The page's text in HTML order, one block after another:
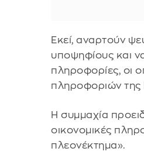
Εκεί, αναρτούν
υποψηφίους και
πληροφορίες, οι
πληροφοριών της
Η συμμαχία
οικονομικές
πλεονέκτημα».